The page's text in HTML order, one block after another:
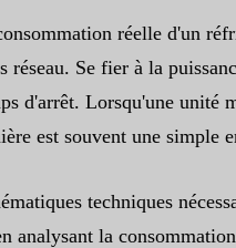
réelle d'un
réseau. Se fier à la
d'arrêt. Lorsqu'une unité
est souvent une simple
techniques
analysant la